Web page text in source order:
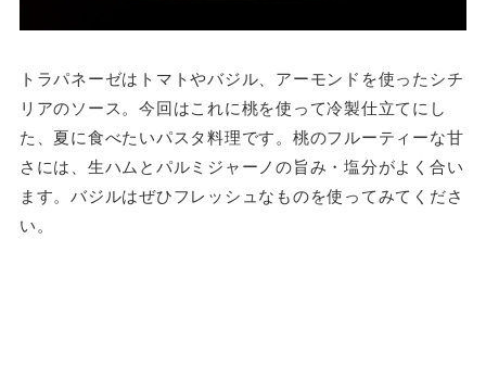
トラパネーゼはトマトやバジル、アーモンドを使ったシチ
リアのソース。今回はこれに桃を使って冷製仕立てにし
た、夏に食べたいパスタ料理です。桃のフルーティーな甘
さには、生ハムとパルミジャーノの旨み・塩分がよく合い
ます。バジルはぜひフレッシュなものを使ってみてくださ
い。